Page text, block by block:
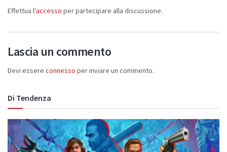
Effettua l'accesso per partecipare alla discussione.
Lascia un commento
Devi essere connesso per inviare un commento.
Di Tendenza